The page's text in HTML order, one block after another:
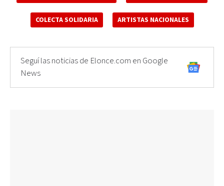
COLECTA SOLIDARIA ARTISTAS NACIONALES
Seguí las noticias de Elonce.com en Google
News